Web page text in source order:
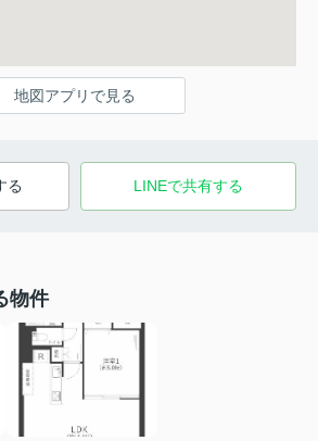
地図アプリで見る
る LINEで共有する
物件